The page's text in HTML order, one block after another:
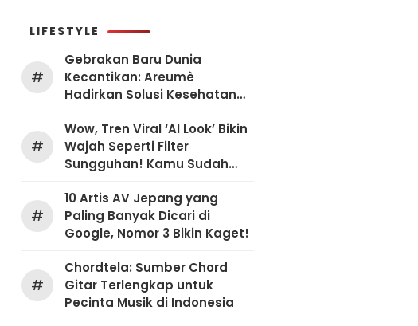
Kondusif
LIFESTYLE
#
Gebrakan Baru Dunia
Kecantikan: Areumè
Hadirkan Solusi Kesehatan
#
Wow, Tren Viral ‘AI Look’ Bikin
Wajah Seperti Filter
Sungguhan! Kamu Sudah
#
10 Artis AV Jepang yang
Paling Banyak Dicari di
Google, Nomor 3 Bikin Kaget!
#
Chordtela: Sumber Chord
Gitar Terlengkap untuk
Pecinta Musik di Indonesia